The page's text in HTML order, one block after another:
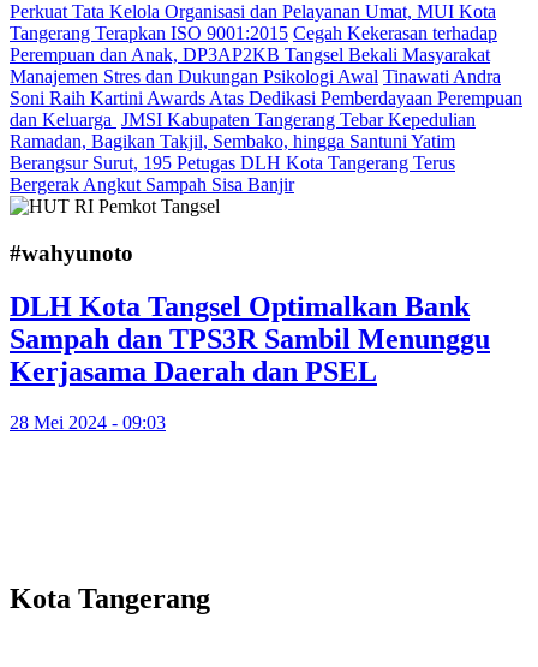
Perkuat Tata Kelola Organisasi dan Pelayanan Umat, MUI Kota
Tangerang Terapkan ISO 9001:2015 Cegah Kekerasan terhadap
Perempuan dan Anak, DP3AP2KB Tangsel Bekali Masyarakat
Manajemen Stres dan Dukungan Psikologi Awal Tinawati Andra
Soni Raih Kartini Awards Atas Dedikasi Pemberdayaan Perempuan
dan Keluarga JMSI Kabupaten Tangerang Tebar Kepedulian
Ramadan, Bagikan Takjil, Sembako, hingga Santuni Yatim
Berangsur Surut, 195 Petugas DLH Kota Tangerang Terus
Bergerak Angkut Sampah Sisa Banjir
#wahyunoto
DLH Kota Tangsel Optimalkan Bank
Sampah dan TPS3R Sambil Menunggu
Kerjasama Daerah dan PSEL
28 Mei 2024 - 09:03
Kota Tangerang